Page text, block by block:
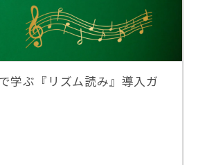
学ぶ『リズム読み』導入ガ